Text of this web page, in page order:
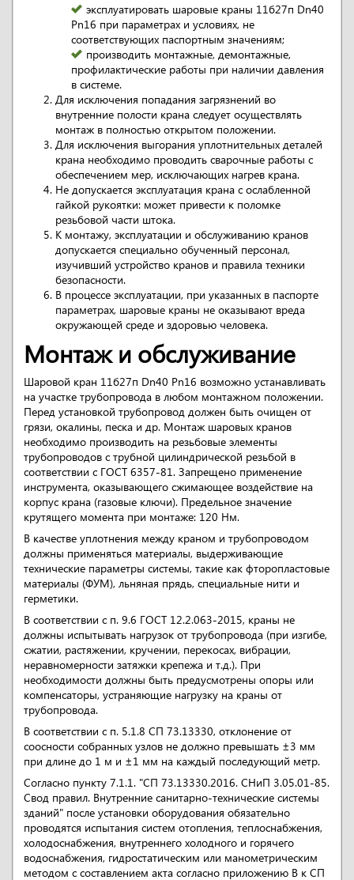
эксплуатировать шаровые краны 11б27п Dn40
Pn16 при параметрах и условиях, не
соответствующих паспортным значениям;
производить монтажные, демонтажные,
профилактические работы при наличии давления
в системе.
Для исключения попадания загрязнений во
внутренние полости крана следует осуществлять
монтаж в полностью открытом положении.
Для исключения выгорания уплотнительных деталей
крана необходимо проводить сварочные работы с
обеспечением мер, исключающих нагрев крана.
Не допускается эксплуатация крана с ослабленной
гайкой рукоятки: может привести к поломке
резьбовой части штока.
К монтажу, эксплуатации и обслуживанию кранов
допускается специально обученный персонал,
изучивший устройство кранов и правила техники
безопасности.
В процессе эксплуатации, при указанных в паспорте
параметрах, шаровые краны не оказывают вреда
окружающей среде и здоровью человека.
Монтаж и обслуживание
Шаровой кран 11б27п Dn40 Pn16 возможно устанавливать
на участке трубопровода в любом монтажном положении.
Перед установкой трубопровод должен быть очищен от
грязи, окалины, песка и др. Монтаж шаровых кранов
необходимо производить на резьбовые элементы
трубопроводов с трубной цилиндрической резьбой в
соответствии с ГОСТ 6357-81. Запрещено применение
инструмента, оказывающего сжимающее воздействие на
корпус крана (газовые ключи). Предельное значение
крутящего момента при монтаже: 120 Нм.
В качестве уплотнения между краном и трубопроводом
должны применяться материалы, выдерживающие
технические параметры системы, такие как фторопластовые
материалы (ФУМ), льняная прядь, специальные нити и
герметики.
В соответствии с п. 9.6 ГОСТ 12.2.063-2015, краны не
должны испытывать нагрузок от трубопровода (при изгибе,
сжатии, растяжении, кручении, перекосах, вибрации,
неравномерности затяжки крепежа и т.д.). При
необходимости должны быть предусмотрены опоры или
компенсаторы, устраняющие нагрузку на краны от
трубопровода.
В соответствии с п. 5.1.8 СП 73.13330, отклонение от
соосности собранных узлов не должно превышать ±3 мм
при длине до 1 м и ±1 мм на каждый последующий метр.
Согласно пункту 7.1.1. "СП 73.13330.2016. СНиП 3.05.01-85.
Свод правил. Внутренние санитарно-технические системы
зданий" после установки оборудования обязательно
проводятся испытания систем отопления, теплоснабжения,
холодоснабжения, внутреннего холодного и горячего
водоснабжения, гидростатическим или манометрическим
методом с составлением акта согласно приложению В к СП